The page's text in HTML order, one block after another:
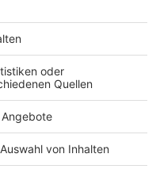
Hotline
Hotline
Newsletter